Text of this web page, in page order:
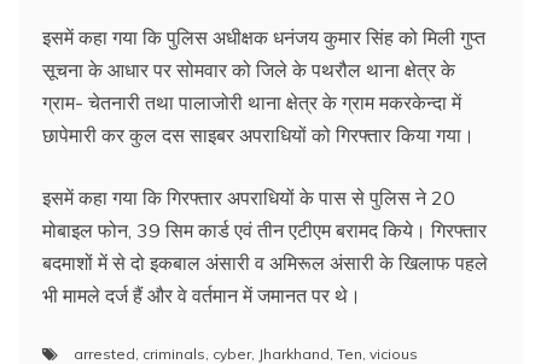
इसमें कहा गया कि पुलिस अधीक्षक धनंजय कुमार सिंह को मिली गुप्त
सूचना के आधार पर सोमवार को जिले के पथरौल थाना क्षेत्र के
ग्राम- चेतनारी तथा पालाजोरी थाना क्षेत्र के ग्राम मकरकेन्दा में
छापेमारी कर कुल दस साइबर अपराधियों को गिरफ्तार किया गया।
इसमें कहा गया कि गिरफ्तार अपराधियों के पास से पुलिस ने 20
मोबाइल फोन, 39 सिम कार्ड एवं तीन एटीएम बरामद किये। गिरफ्तार
बदमाशों में से दो इकबाल अंसारी व अमिरूल अंसारी के खिलाफ पहले
भी मामले दर्ज हैं और वे वर्तमान में जमानत पर थे।
arrested criminals cyber, Jharkhand Ten vicious